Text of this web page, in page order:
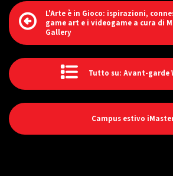
L'Arte è in Gioco: ispirazioni,
game art e i videogame a cura di
Gallery
Tutto su: Avant-garde
Campus estivo